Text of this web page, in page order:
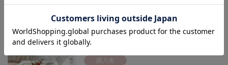
テレビ周りがかわいくなりました^^
購入者